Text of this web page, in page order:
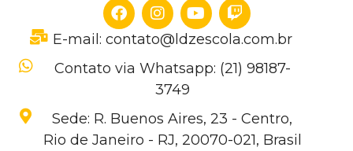
E-mail: contato@ldzescola.com.br
Contato via Whatsapp: (21) 98187-
3749
Sede: R. Buenos Aires, 23 - Centro,
Rio de Janeiro - RJ, 20070-021, Brasil